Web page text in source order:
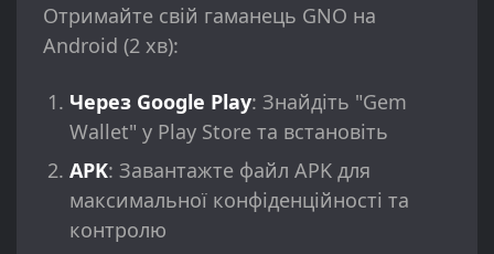
Отримайте свій гаманець GNO на
Android (2 хв):
Через Google Play: Знайдіть "Gem
Wallet" у Play Store та встановіть
APK: Завантажте файл APK для
максимальної конфіденційності та
контролю